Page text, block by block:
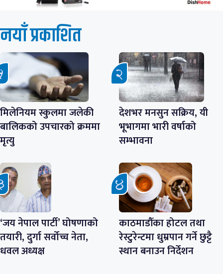
नयाँ प्रकाशित
मिलेनियम स्कुलमा जलेकी
बालिकको उपचारको क्रममा
मृत्यु
देशभर मनसुन सक्रिय, यी
भूभागमा भारी वर्षाको
सम्भावना
‘जय नेपाल पार्टी’ घोषणाको
तयारी, दुर्गा सर्वोच्च नेता,
धवल अध्यक्ष
काठमाडौँका होटल तथा
रेस्टुरेन्टमा धुम्रपान गर्ने छुट्टै
स्थान बनाउन निर्देशन